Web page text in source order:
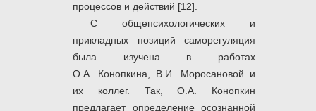
процессов и действий [12].
С общепсихологических и
прикладных позиций саморегуляция
была изучена в работах
О.А. Конопкина, В.И. Моросановой и
их коллег. Так, О.А. Конопкин
предлагает определение осознанной